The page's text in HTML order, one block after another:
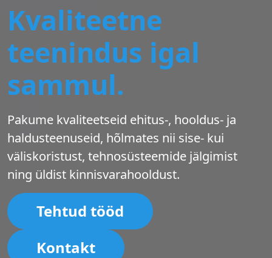
Kvaliteetne
teenindus igal
sammul.
Pakume kvaliteetseid ehitus-, hooldus- ja
haldusteenuseid, hõlmates nii sise- kui
väliskoristust, tehnosüsteemide jälgimist
ning üldist kinnisvarahooldust.
Tehtud tööd
Kontakt